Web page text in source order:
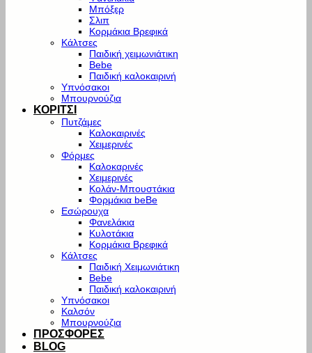
Μπόξερ
Σλιπ
Κορμάκια Βρεφικά
Κάλτσες
Παιδική χειμωνιάτικη
Bebe
Παιδική καλοκαιρινή
Υπνόσακοι
Μπουρνούζια
ΚΟΡΙΤΣΙ
Πυτζάμες
Καλοκαιρινές
Χειμερινές
Φόρμες
Καλοκαρινές
Χειμερινές
Κολάν-Μπουστάκια
Φορμάκια beBe
Εσώρουχα
Φανελάκια
Κυλοτάκια
Κορμάκια Βρεφικά
Κάλτσες
Παιδική Χειμωνιάτικη
Bebe
Παιδική καλοκαιρινή
Υπνόσακοι
Καλσόν
Μπουρνούζια
ΠΡΟΣΦΟΡΕΣ
BLOG